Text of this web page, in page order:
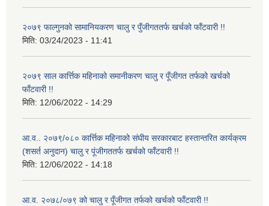
२०७९ फाल्गुनको सामानियकरण चालु र पुँजीगततर्फ खर्चको फाँटवारी !!
मिति: 03/24/2023 - 11:41
२०७९ साल कार्त्तिक महिनाको समानीकरण चालु र पूँजीगत तर्फको खर्चको
फाँटवारी !!
मिति: 12/06/2022 - 14:29
आ.व.. २०७९/०८० कार्त्तिक महिनाको संघीय सरकारबाट हस्तान्तरित कार्यक्रम
(शसर्त अनुदान) चालु र पूंजीगततर्फ खर्चको फाँटवारी !!
मिति: 12/06/2022 - 14:18
आ.व. २०७८/०७९ को चालु र पूँजीगत तर्फको खर्चको फाँटवारी !!